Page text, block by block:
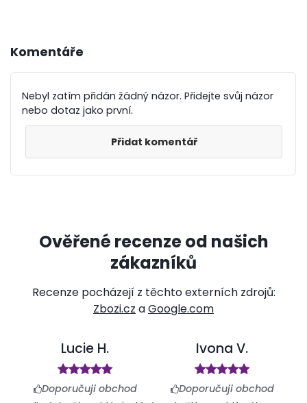
Komentáře
Nebyl zatím přidán žádný názor. Přidejte svůj názor
nebo dotaz jako první.
Přidat komentář
Ověřené recenze od našich
zákazníků
Recenze pocházejí z těchto externích zdrojů:
Zbozi.cz aGoogle.com
Lucie H.
Doporučuji obchod
Ivona V.
Doporučuji obchod